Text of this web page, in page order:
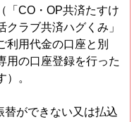
「CO・OP共済たすけ
クラブ共済ハグくみ」
利用代金の口座と別
用の口座登録を行った
）。
替ができない又は払込